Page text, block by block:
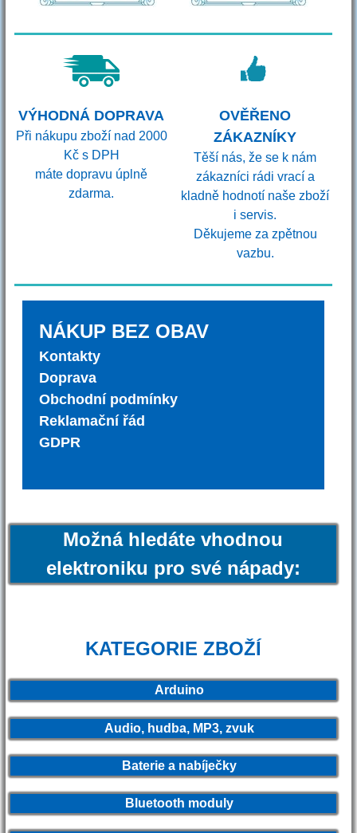
VÝHODNÁ DOPRAVA
Při nákupu zboží nad 2000
Kč s DPH
máte dopravu úplně
zdarma.
OVĚŘENO
ZÁKAZNÍKY
Těší nás, že se k nám
zákazníci rádi vrací a
kladně hodnotí naše zboží
i servis.
Děkujeme za zpětnou
vazbu.
NÁKUP BEZ OBAV
Kontakty
Doprava
Obchodní podmínky
Reklamační řád
GDPR
Možná hledáte vhodnou
elektroniku pro své nápady:
KATEGORIE ZBOŽÍ
Arduino
Audio, hudba, MP3, zvuk
Baterie a nabíječky
Bluetooth moduly